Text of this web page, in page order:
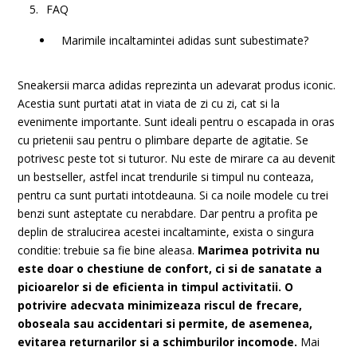
FAQ
Marimile incaltamintei adidas sunt subestimate?
Sneakersii marca adidas reprezinta un adevarat produs iconic.
Acestia sunt purtati atat in viata de zi cu zi, cat si la
evenimente importante. Sunt ideali pentru o escapada in oras
cu prietenii sau pentru o plimbare departe de agitatie. Se
potrivesc peste tot si tuturor. Nu este de mirare ca au devenit
un bestseller, astfel incat trendurile si timpul nu conteaza,
pentru ca sunt purtati intotdeauna. Si ca noile modele cu trei
benzi sunt asteptate cu nerabdare. Dar pentru a profita pe
deplin de stralucirea acestei incaltaminte, exista o singura
conditie: trebuie sa fie bine aleasa. Marimea potrivita nu
este doar o chestiune de confort, ci si de sanatate a
picioarelor si de eficienta in timpul activitatii. O
potrivire adecvata minimizeaza riscul de frecare,
oboseala sau accidentari si permite, de asemenea,
evitarea returnarilor si a schimburilor incomode. Mai